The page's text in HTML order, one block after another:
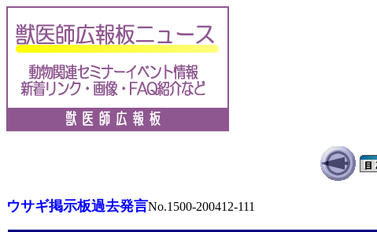
ウサギ掲示板過去発言No.1500-200412-111